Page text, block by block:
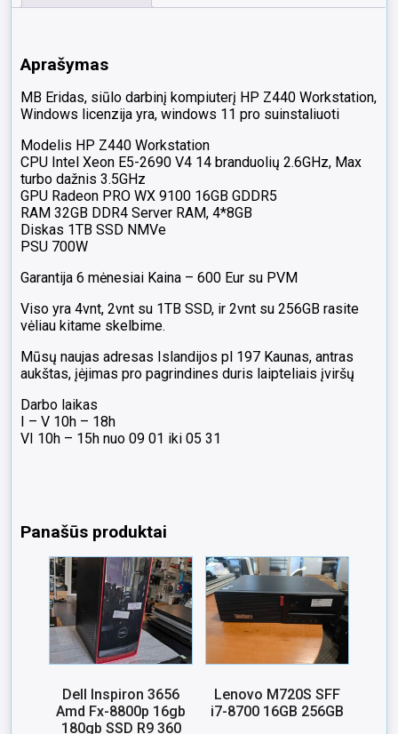
RAM
NMVe
Radeon
WX
9100
16GB
GDDR5
!
Aprašymas
MB Eridas, siūlo darbinį kompiuterį HP Z440 Workstation,
Windows licenzija yra, windows 11 pro suinstaliuoti
Modelis HP Z440 Workstation
CPU Intel Xeon E5-2690 V4 14 branduolių 2.6GHz, Max
turbo dažnis 3.5GHz
GPU Radeon PRO WX 9100 16GB GDDR5
RAM 32GB DDR4 Server RAM, 4*8GB
Diskas 1TB SSD NMVe
PSU 700W
Garantija 6 mėnesiai Kaina – 600 Eur su PVM
Viso yra 4vnt, 2vnt su 1TB SSD, ir 2vnt su 256GB rasite
vėliau kitame skelbime.
Mūsų naujas adresas Islandijos pl 197 Kaunas, antras
aukštas, įėjimas pro pagrindines duris laipteliais įviršų
Darbo laikas
I – V 10h – 18h
VI 10h – 15h nuo 09 01 iki 05 31
Panašūs produktai
Dell Inspiron 3656
Amd Fx-8800p 16gb
180gb SSD R9 360
Lenovo M720S SFF
i7-8700 16GB 256GB